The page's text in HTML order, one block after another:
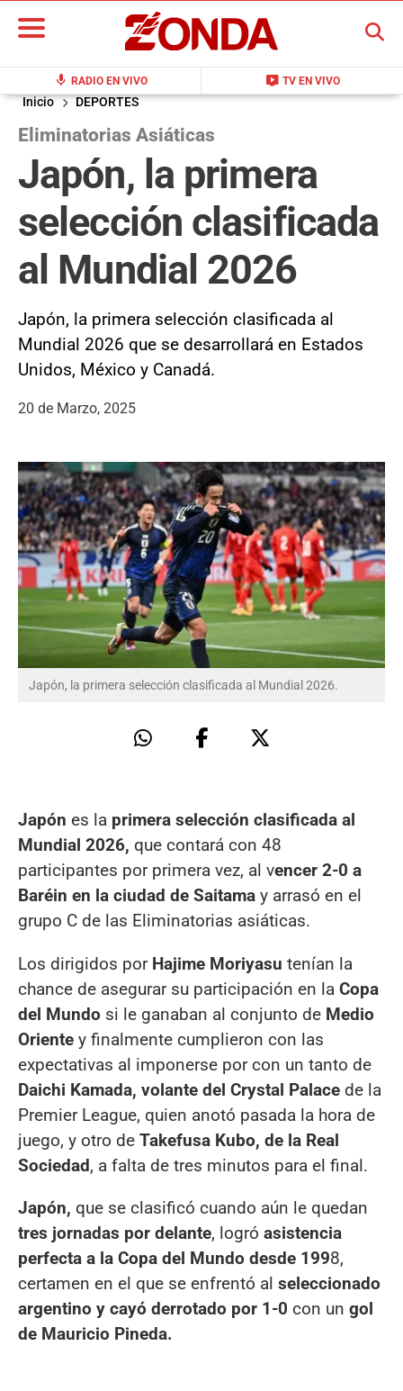
mic RADIO EN VIVO live_tv TV EN VIVO
BUSCAR
Inicio DEPORTES
Eliminatorias Asiáticas
Japón, la primera
selección clasificada
al Mundial 2026
Japón, la primera selección clasificada al
Mundial 2026 que se desarrollará en Estados
Unidos, México y Canadá.
20 de Marzo, 2025
Japón, la primera selección clasificada al Mundial 2026.
Japón es la primera selección clasificada al
Mundial 2026, que contará con 48
participantes por primera vez, al vencer 2-0 a
Baréin en la ciudad de Saitama y arrasó en el
grupo C de las Eliminatorias asiáticas.
Los dirigidos por Hajime Moriyasu tenían la
chance de asegurar su participación en la Copa
del Mundo si le ganaban al conjunto de Medio
Oriente y finalmente cumplieron con las
expectativas al imponerse por con un tanto de
Daichi Kamada, volante del Crystal Palace de la
Premier League, quien anotó pasada la hora de
juego, y otro de Takefusa Kubo, de la Real
Sociedad, a falta de tres minutos para el final.
Japón, que se clasificó cuando aún le quedan
tres jornadas por delante, logró asistencia
perfecta a la Copa del Mundo desde 1998,
certamen en el que se enfrentó al seleccionado
argentino y cayó derrotado por 1-0 con un gol
de Mauricio Pineda.